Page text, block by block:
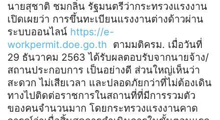
นายสุชาติ ชมกลิ่น รัฐมนตรีว่ากระทรวงแรงงาน
เปิดเผยว่า การขึ้นทะเบียนแรงงานต่างด้าวผ่าน
ระบบออนไลน์ https://e-
workpermit.doe.go.th ตามมติครม. เมื่อวันที่
29 ธันวาคม 2563 ได้รับผลตอบรับจากนายจ้าง/
สถานประกอบการ เป็นอย่างดี ส่วนใหญ่เห็นว่า
สะดวก ไม่เสียเวลา และปลอดภัยกว่าที่ไม่ต้องเดิน
ทางไปติดต่อราชการในสถานที่ที่มีการรวมตัว
ของคนจำนวนมาก โดยกระทรวงแรงงานคาด